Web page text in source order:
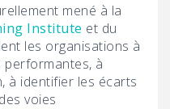
mené à la
Institute et du
les organisations à
à
à identifier les écarts
voies